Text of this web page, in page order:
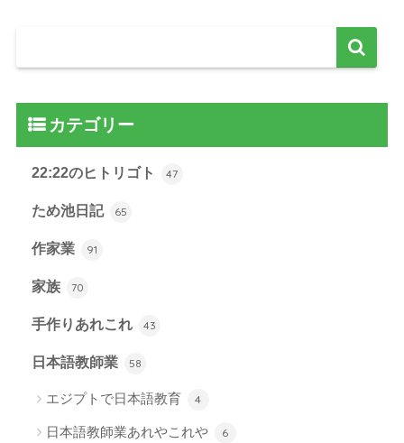
カテゴリー
22:22のヒトリゴト 47
ため池日記 65
作家業 91
家族 70
手作りあれこれ 43
日本語教師業 58
エジプトで日本語教育 4
日本語教師業あれやこれや 6